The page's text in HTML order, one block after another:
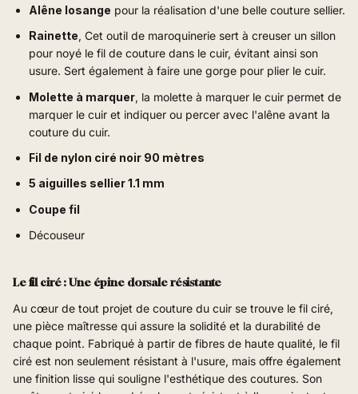
Alêne losange pour la réalisation d'une belle couture sellier.
Rainette, Cet outil de maroquinerie sert à creuser un sillon
pour noyé le fil de couture dans le cuir, évitant ainsi son
usure. Sert également à faire une gorge pour plier le cuir.
Molette à marquer, la molette à marquer le cuir permet de
marquer le cuir et indiquer ou percer avec l'alêne avant la
couture du cuir.
Fil de nylon ciré noir 90 mètres
5 aiguilles sellier 1.1 mm
Coupe fil
Découseur
Le fil ciré : Une épine dorsale résistante
Au cœur de tout projet de couture du cuir se trouve le fil ciré,
une pièce maîtresse qui assure la solidité et la durabilité de
chaque point. Fabriqué à partir de fibres de haute qualité, le fil
ciré est non seulement résistant à l'usure, mais offre également
une finition lisse qui souligne l'esthétique des coutures. Son